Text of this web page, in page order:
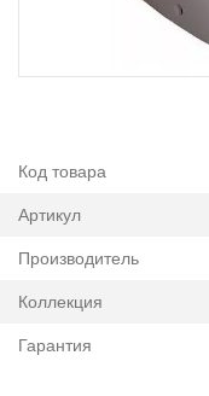
Код товара
Артикул
Производитель
Коллекция
Гарантия